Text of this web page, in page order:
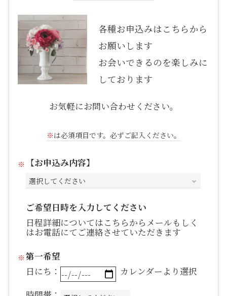
各種お申込みはこちらから
お願いします
お会いできるのを楽しみに
しております
お気軽にお問い合わせください。
※は必須項目です。必ずご記入ください。
【お申込み内容】
ご希望日時を入力してください
日程詳細についてはこちらからメールもしく
はお電話にてご連絡させていただきます
第一希望
日にち：
カレンダーより選択